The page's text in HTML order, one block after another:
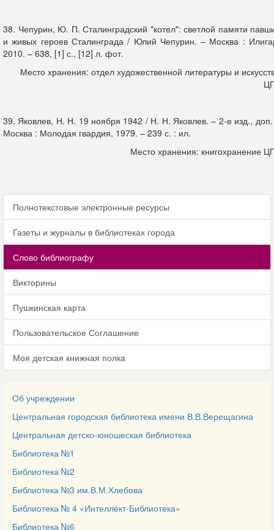
38. Чепурин, Ю. П. Сталинградский "котел": светлой памяти
и живых героев Сталинграда / Юлий Чепурин. – Москва :
2010. – 638, [1] с., [12] л. фот.
Место хранения: отдел художественной литературы и
39. Яковлев, Н. Н. 19 ноября 1942 / Н. Н. Яковлев. – 2-е изд.,
Москва : Молодая гвардия, 1979. – 239 с. : ил.
Место хранения: книгохранение
Полнотекстовые электронные ресурсы
Газеты и журналы в библиотеках города
Слово библиографу
Викторины
Пушкинская карта
Пользовательское Соглашение
Моя детская книжная полка
Об учреждении
Центральная городская библиотека имени В.В.Верещагина
Центральная детско-юношеская библиотека
Библиотека №1
Библиотека №2
Библиотека №3 им.В.М.Хлебова
Библиотека № 4 «Интеллект-Библиотека»
Библиотека №6